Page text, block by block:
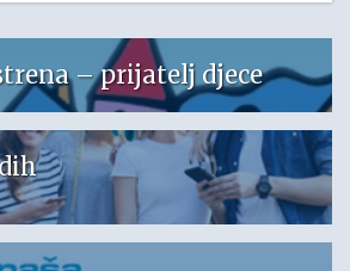
– prijatelj djece